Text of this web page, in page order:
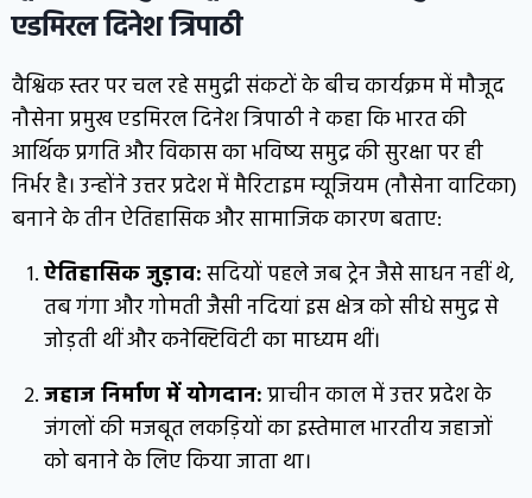
एडमिरल दिनेश त्रिपाठी
वैश्विक स्तर पर चल रहे समुद्री संकटों के बीच कार्यक्रम में मौजूद
नौसेना प्रमुख एडमिरल दिनेश त्रिपाठी ने कहा कि भारत की
आर्थिक प्रगति और विकास का भविष्य समुद्र की सुरक्षा पर ही
निर्भर है। उन्होंने उत्तर प्रदेश में मैरिटाइम म्यूजियम (नौसेना वाटिका)
बनाने के तीन ऐतिहासिक और सामाजिक कारण बताए:
ऐतिहासिक जुड़ाव:सदियों पहले जब ट्रेन जैसे साधन नहीं थे,
तब गंगा और गोमती जैसी नदियां इस क्षेत्र को सीधे समुद्र से
जोड़ती थीं और कनेक्टिविटी का माध्यम थीं।
जहाज निर्माण में योगदान:प्राचीन काल में उत्तर प्रदेश के
जंगलों की मजबूत लकड़ियों का इस्तेमाल भारतीय जहाजों
को बनाने के लिए किया जाता था।